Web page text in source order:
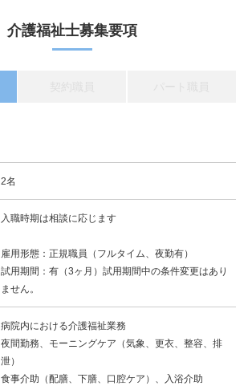
介護福祉士募集要項
2名
入職時期は相談に応じます
雇用形態：正規職員（フルタイム、夜勤有）
試用期間：有（3ヶ月）試用期間中の条件変更はあり
ません。
病院内における介護福祉業務
夜間勤務、モーニングケア（気象、更衣、整容、排
泄）
食事介助（配膳、下膳、口腔ケア）、入浴介助